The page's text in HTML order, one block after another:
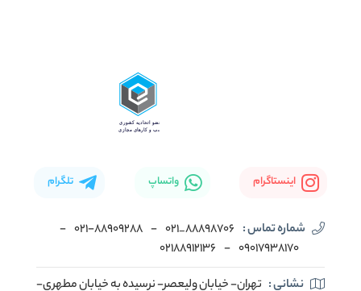
اینستاگرام واتساپ تلگرام
شماره تماس : 88898706_021
- ۰۲۱-۸۸۹۰۹۲۸۸ -
۰۹۰۱۷۹۳۸۱۷۰ -
02188912136
نشانی : تهران- خیابان ولیعصر- نرسیده به خیابان مطهری-